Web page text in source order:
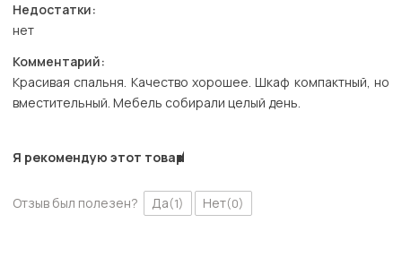
Недостатки:
нет
Комментарий:
Красивая спальня. Качество хорошее. Шкаф компактный, но
вместительный. Мебель собирали целый день.
Я рекомендую этот товар
Отзыв был полезен? Да(1) Нет(0)